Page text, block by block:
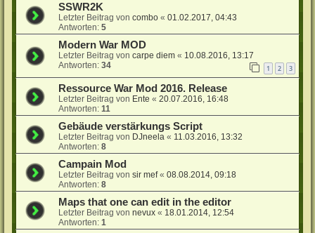
SSWR2K
Letzter Beitrag voncombo «01.02.2017, 04:43
Antworten:5
Modern War MOD
Letzter Beitrag voncarpe diem « 10.08.2016, 13:17
Antworten:34 1 2 3
Ressource War Mod 2016. Release
Letzter Beitrag von Ente «20.07.2016, 16:48
Antworten:11
Gebäude verstärkungs Script
Letzter Beitrag von DJneela « 11.03.2016, 13:32
Antworten:8
Campain Mod
Letzter Beitrag vonsir mef«08.08.2014, 09:18
Antworten:8
Maps that one can edit in the editor
Letzter Beitrag vonnevux « 18.01.2014, 12:54
Antworten:1